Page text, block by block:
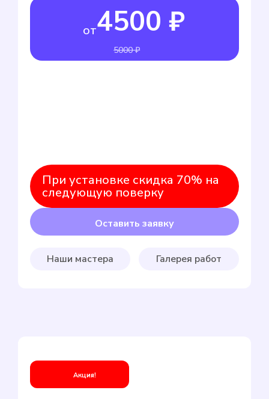
от4500 ₽
5000 ₽
При установке скидка 70% на
следующую поверку
Оставить заявку
Наши мастера Галерея работ
Акция!